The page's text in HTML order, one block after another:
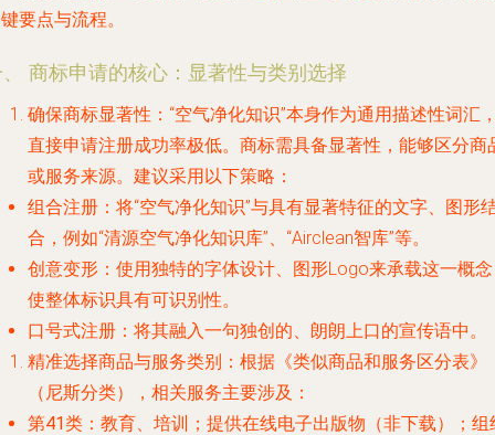
要点与流程。
商标申请的核心：显著性与类别选择
确保商标显著性 ：“空气净化知识”本身作为通用描述性词汇
直接申请注册成功率极低。商标需具备显著性，能够区分商
或服务来源。建议采用以下策略：
组合注册 ：将“空气净化知识”与具有显著特征的文字、图形
合，例如“清源空气净化知识库”、“Airclean智库”等。
创意变形 ：使用独特的字体设计、图形Logo来承载这一概
使整体标识具有可识别性。
口号式注册 ：将其融入一句独创的、朗朗上口的宣传语中。
精准选择商品与服务类别 ：根据《类似商品和服务区分表》
（尼斯分类），相关服务主要涉及：
第41类 ：教育、培训；提供在线电子出版物（非下载）；组